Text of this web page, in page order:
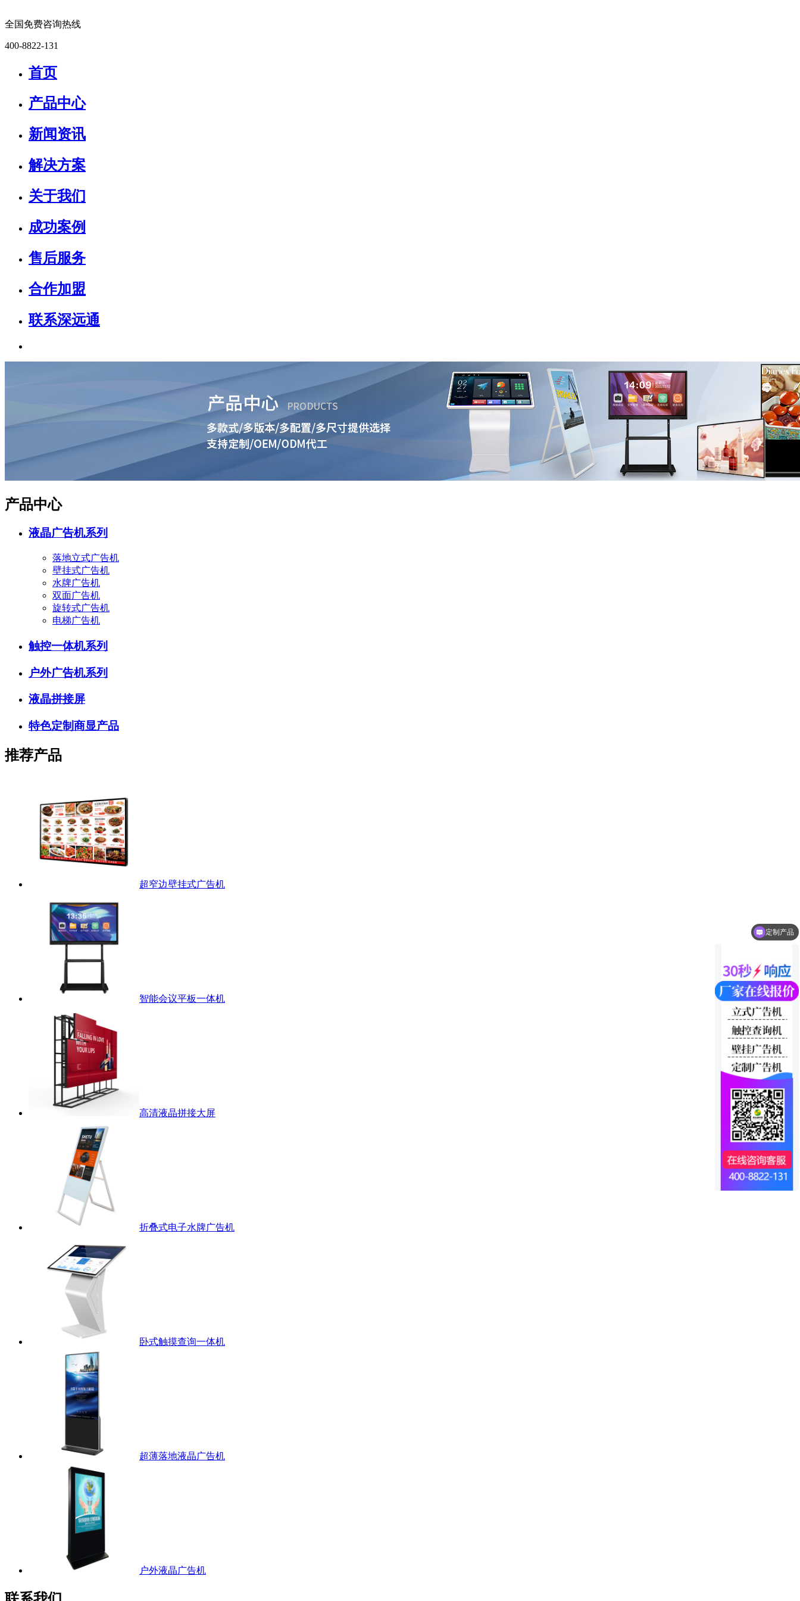
全国免费咨询热线
400-8822-131
首页
产品中心
新闻资讯
解决方案
关于我们
成功案例
售后服务
合作加盟
联系深远通
产品中心
液晶广告机系列
落地立式广告机
壁挂式广告机
水牌广告机
双面广告机
旋转式广告机
电梯广告机
触控一体机系列
户外广告机系列
液晶拼接屏
特色定制商显产品
推荐产品
超窄边壁挂式广告机
智能会议平板一体机
高清液晶拼接大屏
折叠式电子水牌广告机
卧式触摸查询一体机
超薄落地液晶广告机
户外液晶广告机
立式广告机